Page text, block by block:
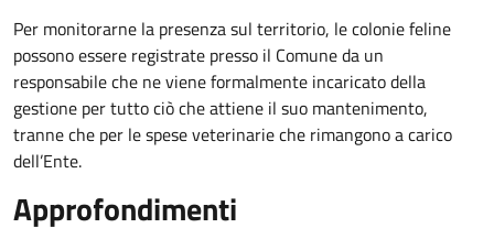
Per monitorarne la presenza sul territorio, le colonie feline
possono essere registrate presso il Comune da un
responsabile che ne viene formalmente incaricato della
gestione per tutto ciò che attiene il suo mantenimento,
tranne che per le spese veterinarie che rimangono a carico
dell’Ente.
Approfondimenti